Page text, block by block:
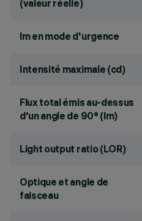
(valeur réelle)
lm en mode d'urgence
Intensité maximale (cd)
Flux total émis au-dessus
d'un angle de 90° (lm)
Light output ratio (LOR)
Optique et angle de
faisceau